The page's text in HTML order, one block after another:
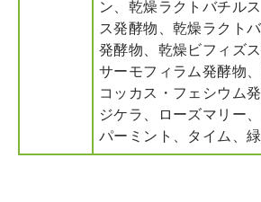
ン、乾燥ラクトバチル
ス発酵物、乾燥ラクト
発酵物、乾燥ビフィズ
サーモフィラム発酵物
コッカス・フェシウム
ジケラ、ローズマリー
パーミント、タイム、